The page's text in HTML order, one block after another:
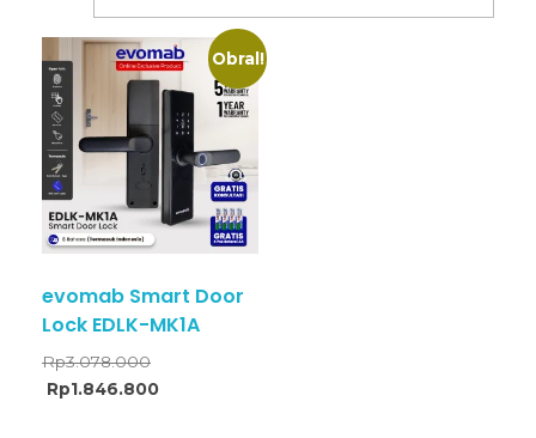
Obral!
evomab Smart Door
Lock EDLK-MK1A
Rp3.078.000
Rp1.846.800